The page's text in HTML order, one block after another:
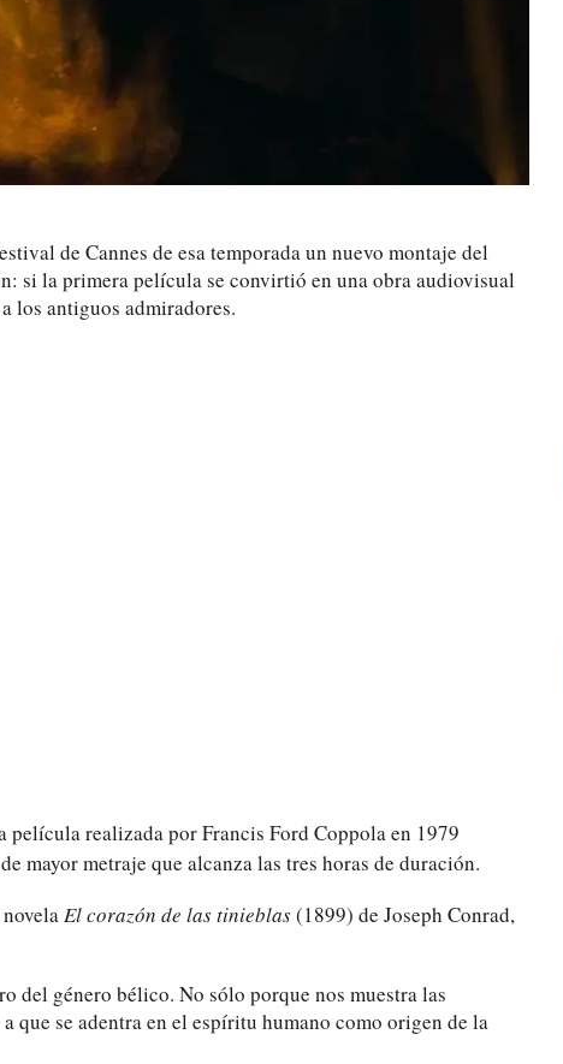
de Cannes de esa temporada un nuevo montaje del
si la primera película se convirtió en una obra audiovisual
los antiguos admiradores.
película realizada por Francis Ford Coppola en 1979
mayor metraje que alcanza las tres horas de duración.
El corazón de las tinieblas(1899) de Joseph Conrad,
del género bélico. No sólo porque nos muestra las
que se adentra en el espíritu humano como origen de la